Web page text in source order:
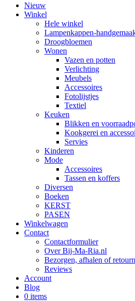
Nieuw
Winkel
Hele winkel
Lampenkappen-
Droogbloemen
Wonen
Vazen en potten
Verlichting
Meubels
Accessoires
Fotolijstjes
Textiel
Keuken
Blikken en
Kookgerei en
Servies
Kinderen
Mode
Accessoires
Tassen en koffers
Diversen
Boeken
KERST
PASEN
Winkelwagen
Contact
Contactformulier
Over Bij-Ma-Ria.nl
Bezorgen, afhalen of
Reviews
Account
Blog
0 items